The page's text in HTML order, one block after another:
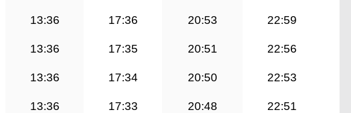
13:36 17:36 20:53 22:59
13:36 17:35 20:51 22:56
13:36 17:34 20:50 22:53
13:36 17:33 20:48 22:51